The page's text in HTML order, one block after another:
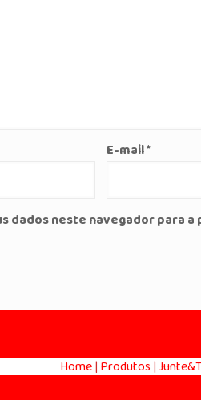
E-mail*
dados neste navegador para
Home|Produtos|